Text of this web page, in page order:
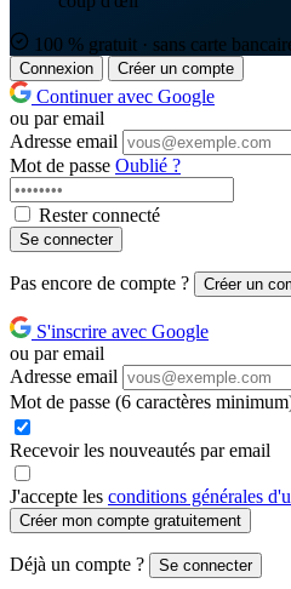
100 % gratuit · sans carte
Connexion Créer un compte
Continuer avec Google
ou par email
Adresse email
Mot de passe Oublié ?
Rester connecté
Se connecter
Pas encore de compte ? Créer un
S'inscrire avec Google
ou par email
Adresse email
Mot de passe (6 caractères
Recevoir les nouveautés par email
J'accepte les conditions générales
Créer mon compte gratuitement
Déjà un compte ? Se connecter